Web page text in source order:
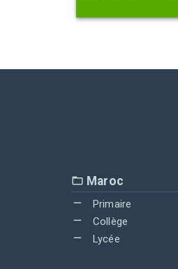
Maroc
Primaire
Collège
Lycée